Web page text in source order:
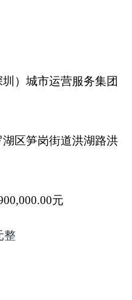
圳）城市运营服务集团
区笋岗街道洪湖路洪
元
整